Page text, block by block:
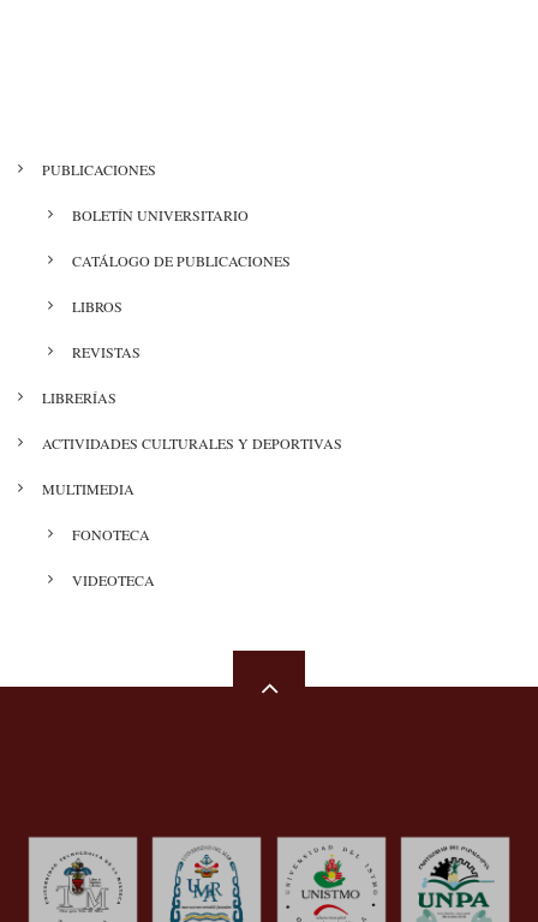
MENÚ
PUBLICACIONES
BOLETÍN UNIVERSITARIO
CATÁLOGO DE PUBLICACIONES
LIBROS
REVISTAS
LIBRERÍAS
ACTIVIDADES CULTURALES Y DEPORTIVAS
MULTIMEDIA
FONOTECA
VIDEOTECA